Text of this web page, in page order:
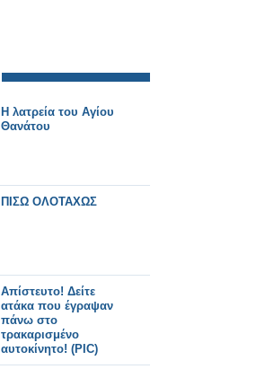
Η λατρεία του Αγίου
Θανάτου
ΠΙΣΩ ΟΛΟΤΑΧΩΣ
Απίστευτο! Δείτε
ατάκα που έγραψαν
πάνω στο
τρακαρισμένο
αυτοκίνητο! (PIC)